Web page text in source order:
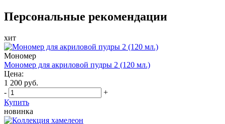
Персональные рекомендации
хит
Мономер
Мономер для акриловой пудры 2 (120 мл.)
Цена:
1 200 руб.
-
+
Купить
новинка